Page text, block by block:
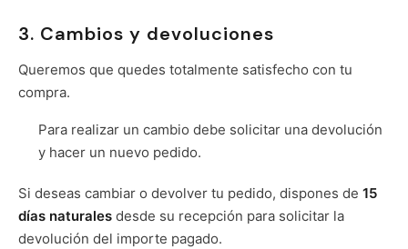
3. Cambios y devoluciones
Queremos que quedes totalmente satisfecho con tu
compra.
Para realizar un cambio debe solicitar una devolución
y hacer un nuevo pedido.
Si deseas cambiar o devolver tu pedido, dispones de 15
días naturales desde su recepción para solicitar la
devolución del importe pagado.